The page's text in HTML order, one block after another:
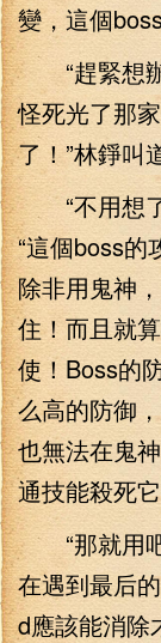
變，這個
“趕緊想辦
怪死光了那
了！”林錚叫
“不用想了
“這個boss的
除非用鬼神
住！而且就
使！Boss的
么高的防御
也無法在鬼
通技能殺死
“那就用吧
在遇到最后
d應該能消除